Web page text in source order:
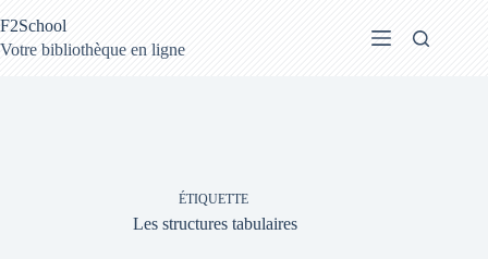
au
contenu
F2School
Votre bibliothèque en ligne
ÉTIQUETTE
Les structures tabulaires